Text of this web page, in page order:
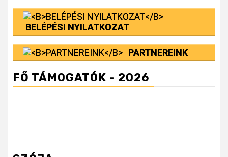
BELÉPÉSI NYILATKOZAT
PARTNEREINK
FŐ TÁMOGATÓK - 2026